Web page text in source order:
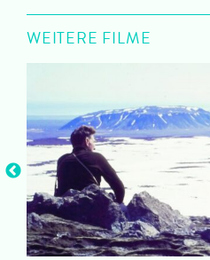
WEITERE FILME